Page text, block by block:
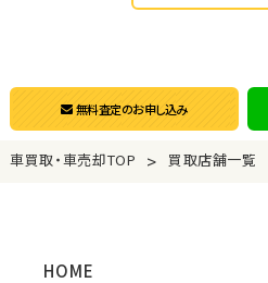
無料査定のお申し込み
車買取・車売却TOP > 買取店舗一覧
HOME